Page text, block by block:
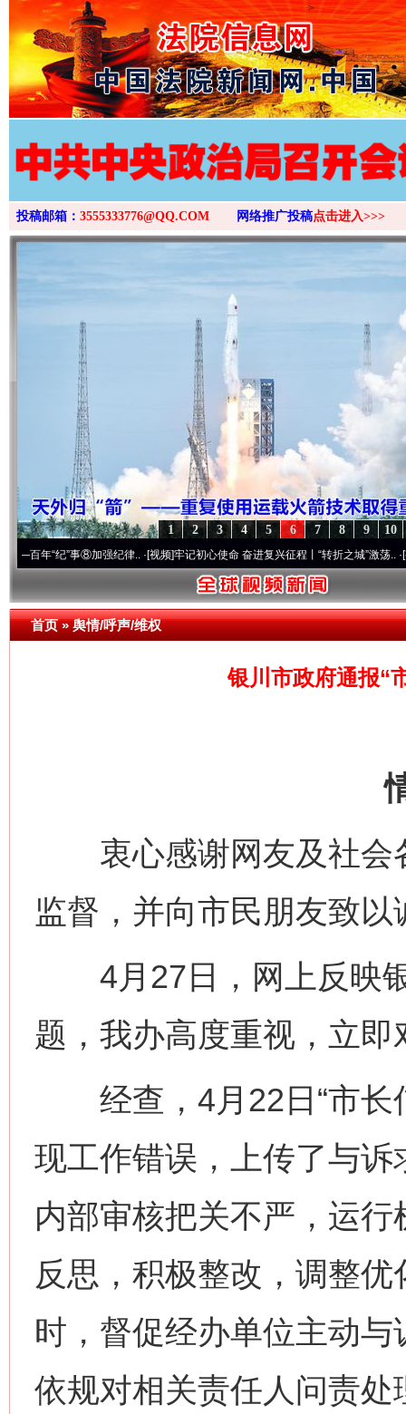
>
投稿邮箱： 3555333776@QQ.COM 网络推广投稿点击进入>>>
10
9
8
7
6
5
4
3
2
1
”事⑧加强纪律..·[视频]牢记初心使命 奋进复兴征程丨“转折之城”激荡..·[视频]牢记
首页»舆情/呼声/维权
银川市政府通报“
衷心感谢网友及社会
监督，并向市民朋友致以
4月27日，网上反映银
题，我办高度重视，立
经查，4月22日“市长
现工作错误，上传了与
内部审核把关不严，运
反思，积极整改，调整
时，督促经办单位主动
依规对相关责任人问责处